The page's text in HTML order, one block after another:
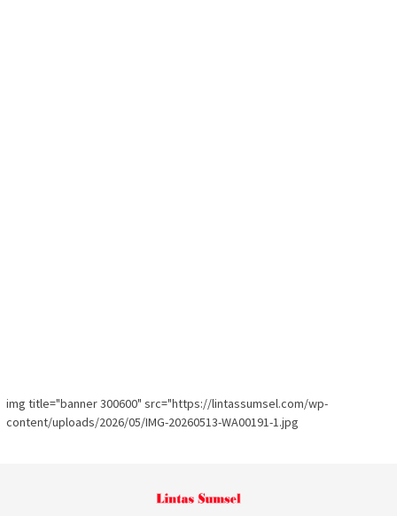
img title="banner 300600" src="https://lintassumsel.com/wp-
content/uploads/2026/05/IMG-20260513-WA00191-1.jpg